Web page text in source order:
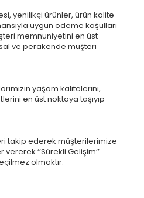
yenilikçi ürünler, ürün kalite
uygun ödeme koşulları
memnuniyetini en üst
ve perakende müşteri
yaşam kalitelerini,
en üst noktaya taşıyıp
takip ederek müşterilerimize
‘‘Sürekli Gelişim’’
olmaktır.